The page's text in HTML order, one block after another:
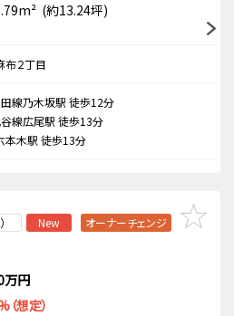
(約13.24坪)
布２丁目
田線乃木坂駅 徒歩12分
谷線広尾駅 徒歩13分
本木駅 徒歩13分
New オーナーチェンジ
万円
（想定）